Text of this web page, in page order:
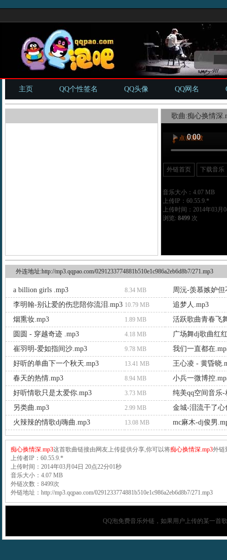
主页 QQ个性签名 QQ头像 QQ网名
歌曲:痴心换情深
外链首页 下载音乐
音乐大小：4.07 MB
上传IP：60.55.9.*
上传时间：2014年03月
浏览: 8499次
外连地址:http://mp3.qqpao.com/0291233774881b510e1c986a2eb6d8b7/271.mp3
a billion girls .mp3 8.34 MB
周沅-羡慕嫉妒但
李明翰-别让爱的伤悲陪你流泪.mp3 10.79 MB
追梦人.mp3
烟熏妆.mp3
1.89 MB
活跃歌曲青春飞
圆圆 - 穿越奇迹 .mp3
4.18 MB
广场舞dj歌曲红
崔羽明-爱如指间沙.mp3
9.78 MB
我们一直都在
好听的单曲下一个秋天.mp3
13.41 MB
王心凌 - 黄昏晓
春天的热情.mp3
8.94 MB
小兵一微博控
好听情歌只是太爱你.mp3
3.73 MB
纯美qq空间音乐-
另类曲.mp3
2.99 MB
金城-泪流干了心
火辣辣的情歌dj嗨曲.mp3
13.08 MB mc麻木-dj俊男
痴心换情深.mp3这首歌曲链接由网友上传提供分享,你可以将痴心换情深.mp3外链
上传者IP：60.55.9.*
上传时间：2014年03月04日 20点22分01秒
音乐大小：4.07 MB
外链次数：8499次
外链地址：http://mp3.qqpao.com/0291233774881b510e1c986a2eb6d8b7/271.mp3
QQ泡免费音乐外链，如果用户上传的某一首